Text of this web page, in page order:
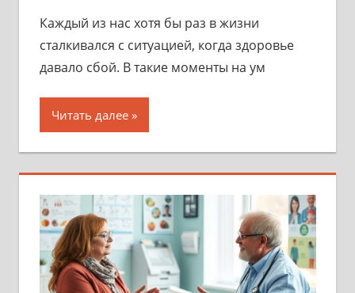
Каждый из нас хотя бы раз в жизни
сталкивался с ситуацией, когда здоровье
давало сбой. В такие моменты на ум
Читать далее